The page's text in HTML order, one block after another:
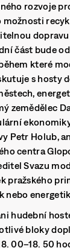
rozvoje
část bude od
které
s hosty
zemědělec
Petr Holub,
centra
Svazu
pražského
hudební
bloky
00–18. 50